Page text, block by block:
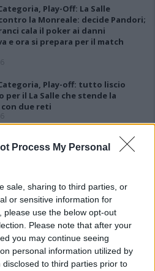
Process My Personal
sale, sharing to third parties, or
or sensitive information for
please use the below opt-out
Please note that after your
you may continue seeing
personal information utilized by
to third parties prior to
Play-Off: La Salle
la Monreale: decide Pandori;
cala il poker ai danni
e ora si prepara per il match
Play-off: tutto liscio
per il La Salle che stende la
due reti
Play-Out: colpo grosso
che batte la Johannes e